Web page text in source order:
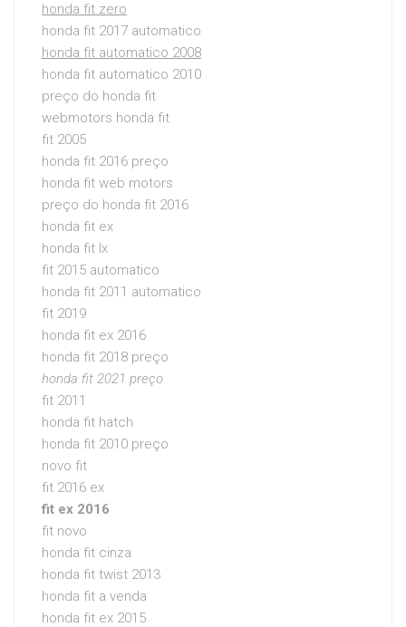
honda fit zero
honda fit 2017 automatico
honda fit automatico 2008
honda fit automatico 2010
preço do honda fit
webmotors honda fit
fit 2005
honda fit 2016 preço
honda fit web motors
preço do honda fit 2016
honda fit ex
honda fit lx
fit 2015 automatico
honda fit 2011 automatico
fit 2019
honda fit ex 2016
honda fit 2018 preço
honda fit 2021 preço
fit 2011
honda fit hatch
honda fit 2010 preço
novo fit
fit 2016 ex
fit ex 2016
fit novo
honda fit cinza
honda fit twist 2013
honda fit a venda
honda fit ex 2015